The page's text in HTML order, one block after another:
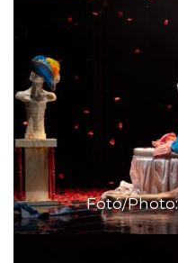
Fotó/